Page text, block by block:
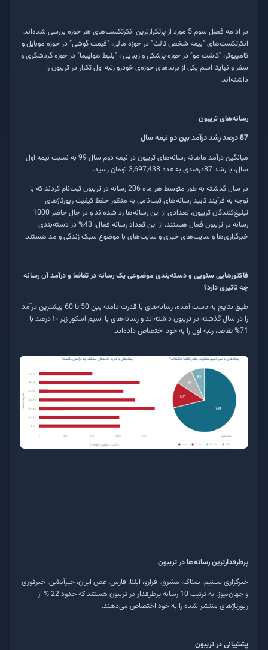
در ادامه فصل سوم 5 مورد از پرتکرارترین انکرتکست‌های هر حوزه بررسی شده‌اند.
انکرتکست‌های "بیمه شخص ثالث" در حوزه مالی، "قیمت گوشی" در حوزه موبایل و
کامپیوتر، "کاشت مو" در حوزه پزشکی و زیبایی ، "بلیط هواپیما" در حوزه گردشگری و
سفر و نهایتا اسم یکی از برندهای حوزه‌ی خودرو رتبه اول تکرار در تریبون را
داشته‌اند.
رسانه‌های تریبون
87 درصد رشد درآمد بین دو نیمه سال
میانگین درآمد ماهانه رسانه‌های تریبون در نیمه دوم سال 99 به نسبت نیمه اول
سال، با رشد 87درصدی به عدد
3,697,438تومان رسید.
در سال گذشته به طور متوسط هر ماه206رسانه در تریبون ثبت‌نام ‌کردند که با
توجه به فرآیند تایید رسانه‌های ثبت‌نامی به منظور حفظ کیفیت رپورتاژهای
تبلیغ‌کنندگان تریبون، تعدادی از این رسانه‌ها رد شده‌اند و در حال حاضر 1000
رسانه در تریبون فعال هستند. از این تعداد رسانه فعال، 43% در دسته‌بندی
خبرگزاری‌ها و سایت‌های خبری و سایت‌های با موضوع سبک زندگی و مد هستند.
فاکتورهایی سئویی و دسته‌بندی موضوعی یک رسانه در تقاضا و درآمد آن رسانه
چه تاثیری دارد؟
طبق نتایج به دست آمده، رسانه‌های با قدرت دامنه بین 50 تا 60 بیشترین درآمد
را در سال گذشته در تریبون داشته‌اند و رسانه‌های با اسپم اسکور زیر ۱۰ درصد با
71% تقاضا، رتبه اول را به خود اختصاص داده‌اند.
پرطرفدارترین رسانه‌ها در تریبون
خبرگزاری تسنیم، نمناک، مشرق، فرارو، ایلنا، فارس، عص ایران، خبرآنلاین، خبرفوری
و جهان‌نیوز، به ترتیب 10 رسانه پرطرفدار در تریبون هستند که حدود 22 % از
رپورتاژهای منتشر شده را به خود اختصاص می‌دهند.
پشتیبانی در تریبون